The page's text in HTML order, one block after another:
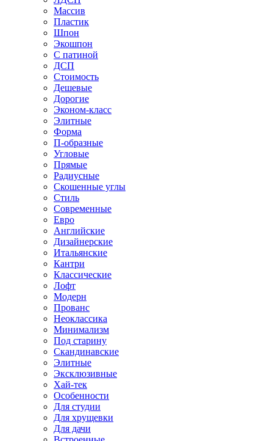
Массив
Пластик
Шпон
Экошпон
С патиной
ДСП
Стоимость
Дешевые
Дорогие
Эконом-класс
Элитные
Форма
П-образные
Угловые
Прямые
Радиусные
Скошенные углы
Стиль
Современные
Евро
Английские
Дизайнерские
Итальянские
Кантри
Классические
Лофт
Модерн
Прованс
Неоклассика
Минимализм
Под старину
Скандинавские
Элитные
Эксклюзивные
Хай-тек
Особенности
Для студии
Для хрущевки
Для дачи